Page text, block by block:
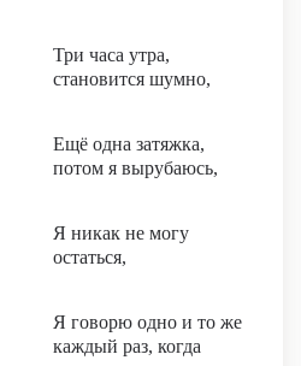
Три часа утра,
становится шумно,
Ещё одна затяжка,
потом я вырубаюсь,
Я никак не могу
остаться,
Я говорю одно и то же
каждый раз, когда